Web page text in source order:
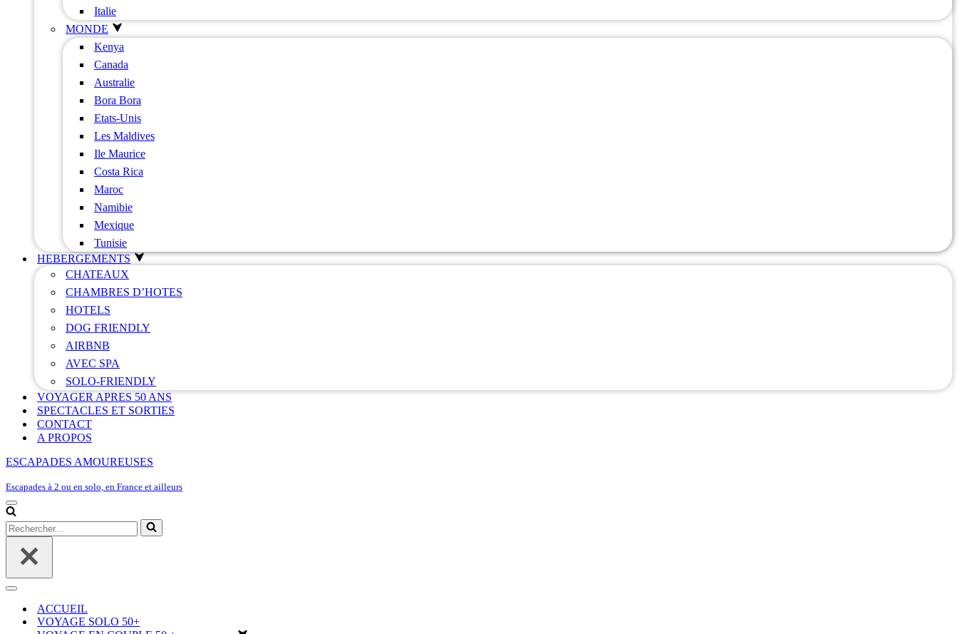
Italie
MONDE
Kenya
Canada
Australie
Bora Bora
Etats-Unis
Les Maldives
Ile Maurice
Costa Rica
Maroc
Namibie
Mexique
Tunisie
HEBERGEMENTS
CHATEAUX
CHAMBRES D’HOTES
HOTELS
DOG FRIENDLY
AIRBNB
AVEC SPA
SOLO-FRIENDLY
VOYAGER APRES 50 ANS
SPECTACLES ET SORTIES
CONTACT
A PROPOS
ESCAPADES AMOUREUSES
Escapades à 2 ou en solo, en France et ailleurs
Menu
de
navigation
Rechercher...
Menu
navigationACCUEIL
VOYAGE SOLO 50+